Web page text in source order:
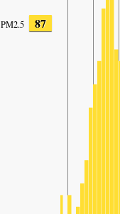
PM2.5 87